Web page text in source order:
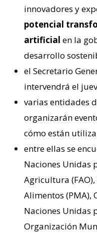
innovadores y
potencial
artificial en la
desarrollo
el Secretario
intervendrá el
varias entidades
organizarán
cómo están
entre ellas se
Naciones Unidas
Agricultura
Alimentos (PMA),
Naciones Unidas
Organización